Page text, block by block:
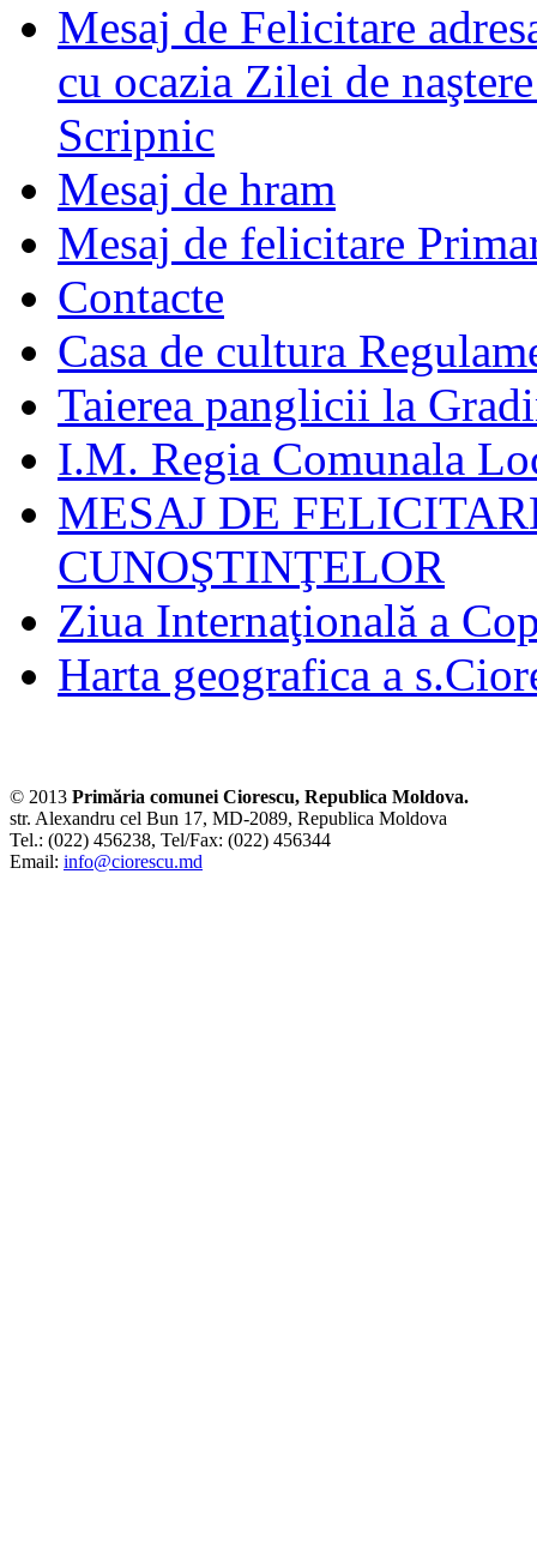
Mesaj de Felicitare
cu ocazia Zilei de
Scripnic
Mesaj de hram
Mesaj de felicitare
Contacte
Casa de cultura
Taierea panglicii la
I.M. Regia Comunala
MESAJ DE
CUNOŞTINŢELOR
Ziua Internaţională a
Harta geografica a
© 2013 Primăria comunei Ciorescu, Republica Moldova.
str. Alexandru cel Bun 17, MD-2089, Republica Moldova
Tel.: (022) 456238, Tel/Fax: (022) 456344
Email: info@ciorescu.md